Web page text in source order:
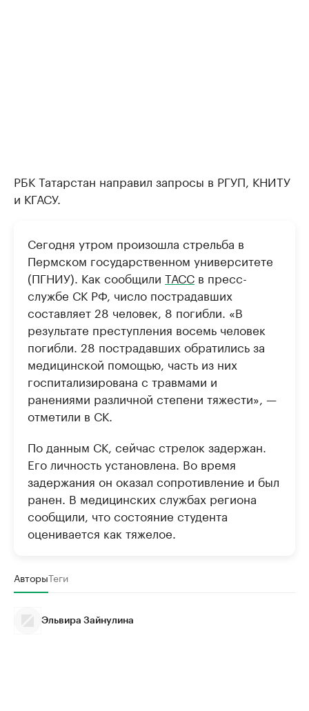
РБК Татарстан направил запросы в РГУП, КНИТУ
и КГАСУ.
Сегодня утром произошла стрельба в
Пермском государственном университете
(ПГНИУ). Как сообщили ТАСС в пресс-
службе СК РФ, число пострадавших
составляет 28 человек, 8 погибли. «В
результате преступления восемь человек
погибли. 28 пострадавших обратились за
медицинской помощью, часть из них
госпитализирована с травмами и
ранениями различной степени тяжести», —
отметили в СК.
По данным СК, сейчас стрелок задержан.
Его личность установлена. Во время
задержания он оказал сопротивление и был
ранен. В медицинских службах региона
сообщили, что состояние студента
оценивается как тяжелое.
АвторыТеги
Эльвира Зайнулина